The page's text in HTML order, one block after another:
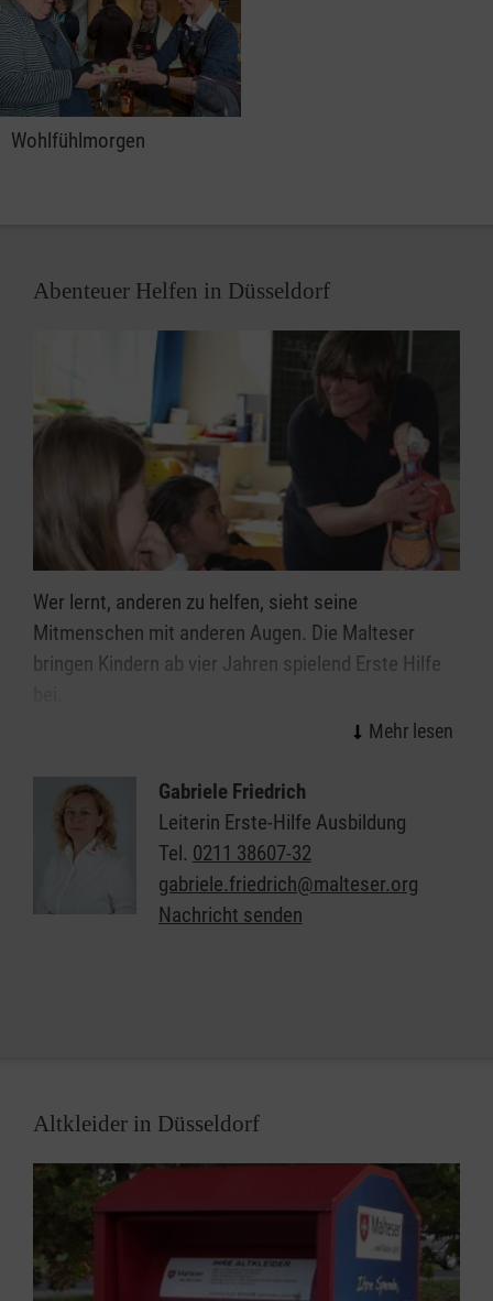
Wohlfühlmorgen
Abenteuer Helfen in Düsseldorf
Wer lernt, anderen zu helfen, sieht seine
Mitmenschen mit anderen Augen. Die Malteser
bringen Kindern ab vier Jahren spielend Erste Hilfe
„Abenteuer Helfen“ heißt diese Aktion. Kinder und
Jugendliche lernen und üben, wie sie Menschen
trösten (also seelisch betreuen), wie sie selbst
helfen (also einfache Verbände anlegen) und wie sie
schnell Hilfe holen (also den Notruf richtig
absetzen) können.
Gabriele Friedrich
Leiterin Erste-Hilfe Ausbildung
Tel. 0211 38607-32
gabriele.friedrich@malteser.org
Nachricht senden
Altkleider in Düsseldorf